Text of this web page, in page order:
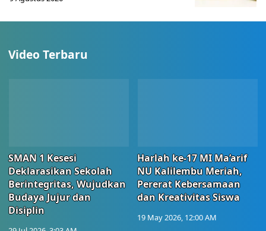
Video Terbaru
SMAN 1 Kesesi
Deklarasikan Sekolah
Berintegritas, Wujudkan
Budaya Jujur dan
Disiplin
Harlah ke-17 MI Ma’arif
NU Kalilembu Meriah,
Pererat Kebersamaan
dan Kreativitas Siswa
19 May 2026, 12:00 AM